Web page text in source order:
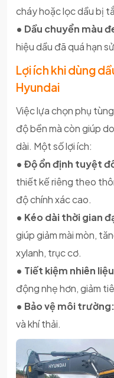
cháy hoặc lọc dầu bị
• Dầu chuyển màu
hiệu dầu đã quá hạn
Lợi ích khi dùng
Hyundai
Việc lựa chọn phụ
độ bền mà còn giúp
dài. Một số lợi ích:
• Độ ổn định tuyệt
thiết kế riêng theo
độ chính xác cao.
• Kéo dài thời gian
giúp giảm mài mòn,
xylanh, trục cơ.
• Tiết kiệm nhiên
động nhẹ hơn, giảm
• Bảo vệ môi trường:
và khí thải.